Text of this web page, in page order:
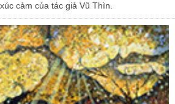
cảm của tác giả Vũ Thìn.